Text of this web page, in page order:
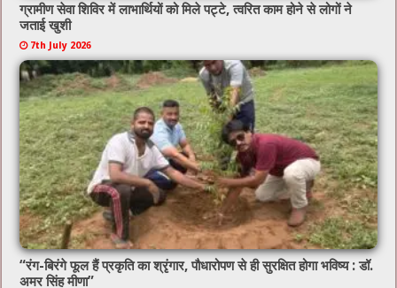
ग्रामीण सेवा शिविर में लाभार्थियों को मिले पट्टे, त्वरित काम होने से लोगों ने
जताई खुशी
7th July 2026
“रंग-बिरंगे फूल हैं प्रकृति का श्रृंगार, पौधारोपण से ही सुरक्षित होगा भविष्य : डॉ.
अमर सिंह मीणा”